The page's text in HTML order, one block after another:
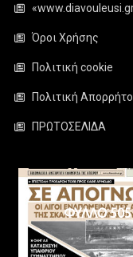
Όροι Χρήσης
Πολιτική cookie
Πολιτική
ΠΡΩΤΟΣΕΛΙΔΑ
ΦΥΛΛΟ 505